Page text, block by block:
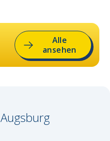
Alle
ansehen
Augsburg